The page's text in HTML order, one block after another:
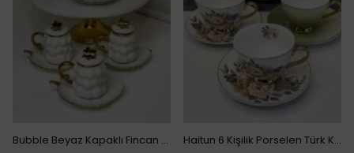
Bubble Beyaz Kapaklı Fincan Takımı Haitun 6 Kişilik Porselen Türk Kahvesi Fincanı Yeşil